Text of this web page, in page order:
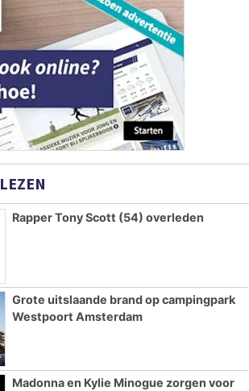
Rapper Tony Scott (54) overleden
Grote uitslaande brand op campingpark
Westpoort Amsterdam
Madonna en Kylie Minogue zorgen voor